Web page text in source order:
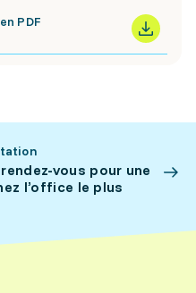
PDF
vous pour une
l’office le plus